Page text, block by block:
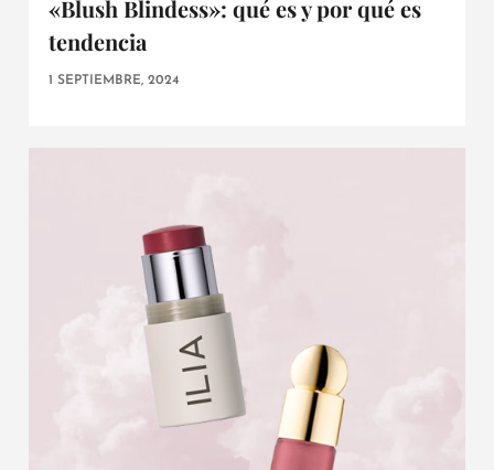
«Blush Blindess»: qué es y por qué es
tendencia
1 SEPTIEMBRE, 2024